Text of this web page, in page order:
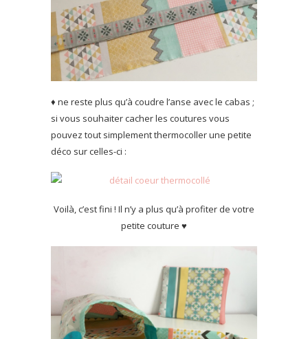
♦ ne reste plus qu’à coudre l’anse avec le cabas ;
si vous souhaiter cacher les coutures vous
pouvez tout simplement thermocoller une petite
déco sur celles-ci :
Voilà, c’est fini ! Il n’y a plus qu’à profiter de votre
petite couture ♥